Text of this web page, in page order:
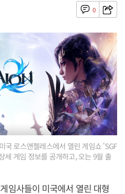
0
로스앤젤레스에서 열린 게임쇼 'SGF
세 게임 정보를 공개하고, 오는 9월 출
임사들이 미국에서 열린 대형